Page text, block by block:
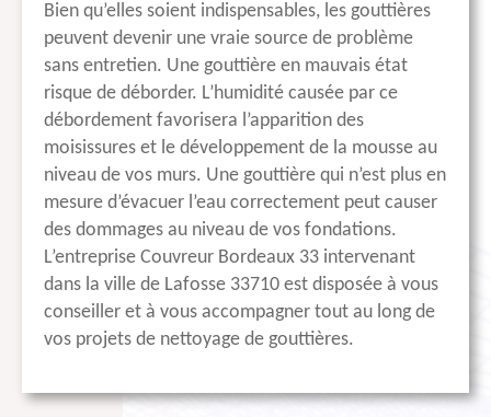
Bien qu’elles soient indispensables, les gouttières
peuvent devenir une vraie source de problème
sans entretien. Une gouttière en mauvais état
risque de déborder. L’humidité causée par ce
débordement favorisera l’apparition des
moisissures et le développement de la mousse au
niveau de vos murs. Une gouttière qui n’est plus en
mesure d’évacuer l’eau correctement peut causer
des dommages au niveau de vos fondations.
L’entreprise Couvreur Bordeaux 33 intervenant
dans la ville de Lafosse 33710 est disposée à vous
conseiller et à vous accompagner tout au long de
vos projets de nettoyage de gouttières.